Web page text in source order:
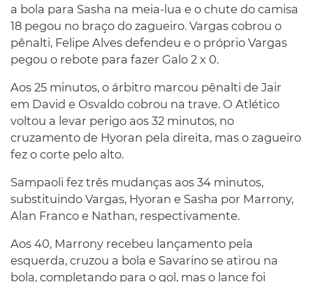
a bola para Sasha na meia-lua e o chute do camisa
18 pegou no braço do zagueiro. Vargas cobrou o
pênalti, Felipe Alves defendeu e o próprio Vargas
pegou o rebote para fazer Galo 2 x 0.
Aos 25 minutos, o árbitro marcou pênalti de Jair
em David e Osvaldo cobrou na trave. O Atlético
voltou a levar perigo aos 32 minutos, no
cruzamento de Hyoran pela direita, mas o zagueiro
fez o corte pelo alto.
Sampaoli fez três mudanças aos 34 minutos,
substituindo Vargas, Hyoran e Sasha por Marrony,
Alan Franco e Nathan, respectivamente.
Aos 40, Marrony recebeu lançamento pela
esquerda, cruzou a bola e Savarino se atirou na
bola, completando para o gol, mas o lance foi